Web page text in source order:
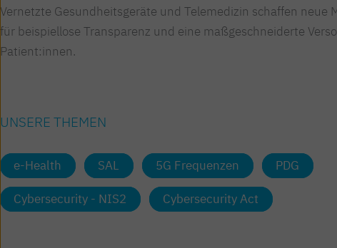
Vernetzte Gesundheitsgeräte und Telemedizin schaffen neue
für beispiellose Transparenz und eine maßgeschneiderte
Patient:innen.
UNSERE THEMEN
e-Health SAL 5G Frequenzen PDG
Cybersecurity - NIS2 Cybersecurity Act